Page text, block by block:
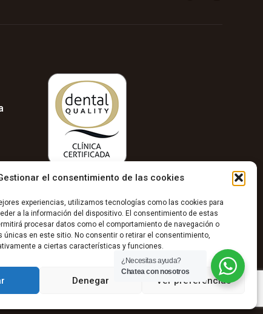
el consentimiento de las cookies
experiencias, utilizamos tecnologías como las cookies para
a la información del dispositivo. El consentimiento de estas
procesar datos como el comportamiento de navegación o
únicas en este sitio. No consentir o retirar el consentimiento,
a ciertas características y funciones.
Denegar Ver preferencias
¿Necesitas ayuda?
Chatea con nosotros